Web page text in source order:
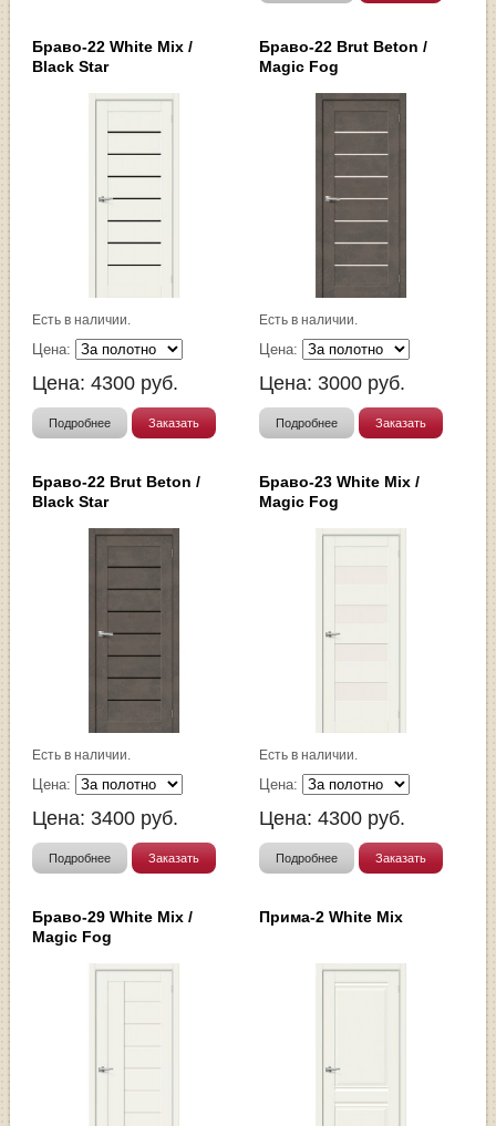
Браво-22 White Mix /
Black Star
Есть в наличии.
Цена:
Цена:4300 руб.
Подробнее Заказать
Браво-22 Brut Beton /
Magic Fog
Есть в наличии.
Цена:
Цена: 3000 руб.
Подробнее Заказать
Браво-22 Brut Beton /
Black Star
Есть в наличии.
Цена:
Цена: 3400 руб.
Подробнее Заказать
Браво-23 White Mix /
Magic Fog
Есть в наличии.
Цена:
Цена: 4300 руб.
Подробнее Заказать
Браво-29 White Mix /
Magic Fog
Прима-2 White Mix